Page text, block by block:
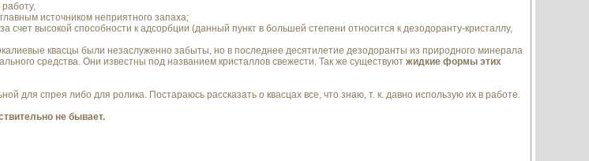
источником неприятного запаха;
счет высокой способности к адсорбции (данный пункт в большей степени относится к дезодоранту-кристаллу,
квасцы были незаслуженно забыты, но в последнее десятилетие дезодоранты из природного минерала
средства. Они известны под названием кристаллов свежести. Так же существуютжидкие формы этих
для спрея либо для ролика. Постараюсь рассказать о квасцах все, что знаю, т. к. давно использую их в работе.
не бывает.